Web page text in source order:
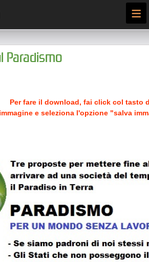
≡
Paradismo
Per fare il download, fai click col tasto
e seleziona l'opzione "salva